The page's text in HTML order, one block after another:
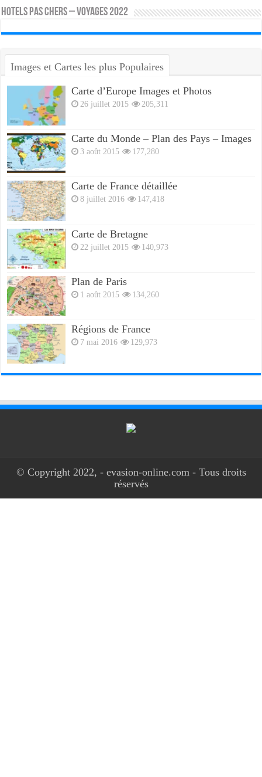
HOTELS PAS CHERS – VOYAGES 2022
Images et Cartes les plus Populaires
Carte d’Europe Images et Photos
26 juillet 2015 205,311
Carte du Monde – Plan des Pays – Images
3 août 2015 177,280
Carte de France détaillée
8 juillet 2016 147,418
Carte de Bretagne
22 juillet 2015 140,973
Plan de Paris
1 août 2015 134,260
Régions de France
7 mai 2016 129,973
© Copyright 2022, - evasion-online.com - Tous droits
réservés